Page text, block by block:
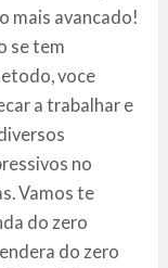
mais avancado!
se tem
voce
a trabalhar e
no
Vamos te
do zero
do zero